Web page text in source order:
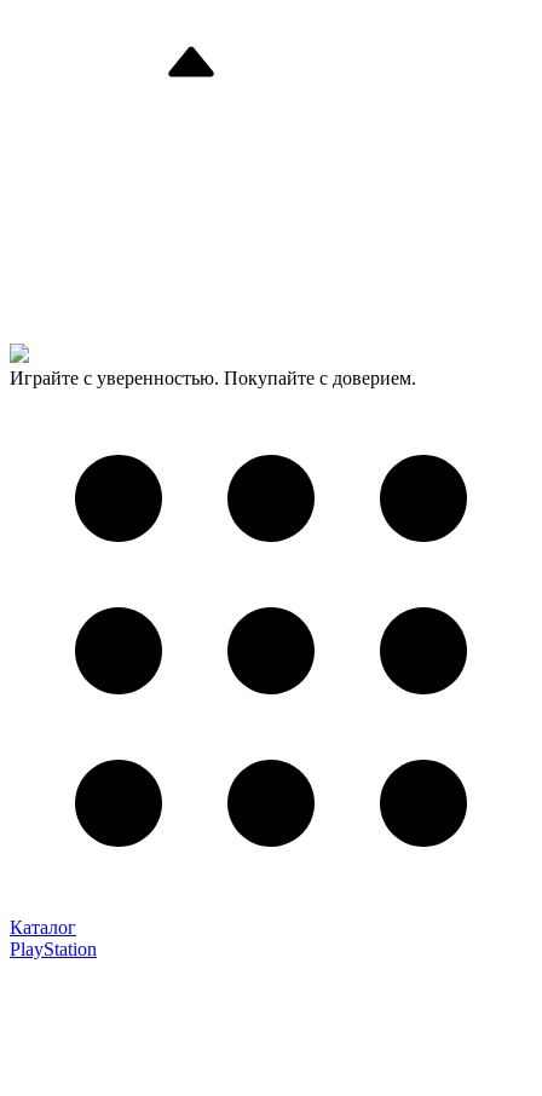
Играйте с уверенностью. Покупайте с доверием.
Каталог
PlayStation